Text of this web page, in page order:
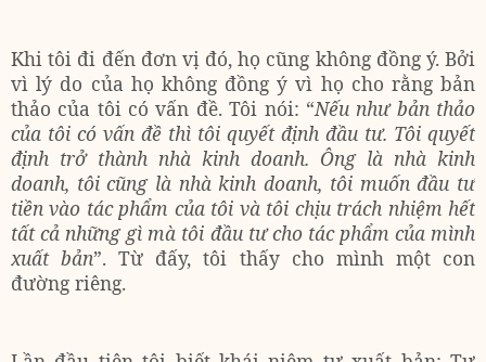
Khi tôi đi đến đơn vị đó, họ cũng không đồng ý. Bởi
vì lý do của họ không đồng ý vì họ cho rằng bản
thảo của tôi có vấn đề. Tôi nói: “Nếu như bản thảo
của tôi có vấn đề thì tôi quyết định đầu tư. Tôi quyết
định trở thành nhà kinh doanh. Ông là nhà kinh
doanh, tôi cũng là nhà kinh doanh, tôi muốn đầu tư
tiền vào tác phẩm của tôi và tôi chịu trách nhiệm hết
tất cả những gì mà tôi đầu tư cho tác phẩm của mình
xuất bản”. Từ đấy, tôi thấy cho mình một con
đường riêng.